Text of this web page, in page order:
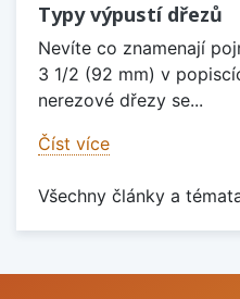
Typy výpustí dřezů
Nevíte co znamenají
3 1/2 (92 mm) v
nerezové dřezy se...
Číst více
Všechny články a